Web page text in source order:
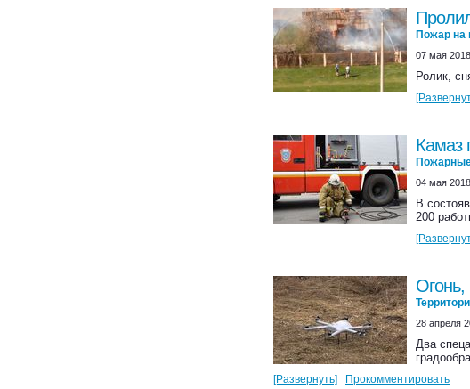
Пожар на
07 мая
Ролик,
Камаз
04 мая
В
200
28 апреля
Два
[Развернуть] Прокомментировать